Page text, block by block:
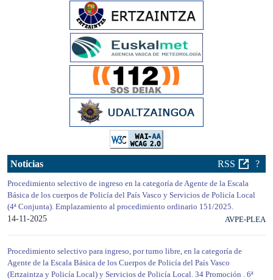
Noticias RSS ?
Procedimiento selectivo de ingreso en la categoría de Agente de la Escala
Básica de los cuerpos de Policía del País Vasco y Servicios de Policía Local
(4ª Conjunta). Emplazamiento al procedimiento ordinario 151/2025.
14-11-2025
AVPE-PLEA
Procedimiento selectivo para ingreso, por turno libre, en la categoría de
Agente de la Escala Básica de los Cuerpos de Policía del País Vasco
(Ertzaintza y Policía Local) y Servicios de Policía Local. 34 Promoción . 6ª